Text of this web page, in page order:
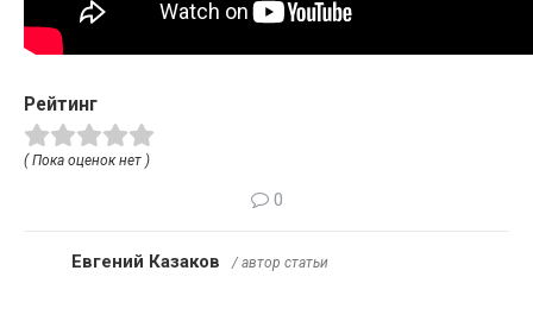
Рейтинг
( Пока оценок нет )
0
Евгений Казаков / автор статьи